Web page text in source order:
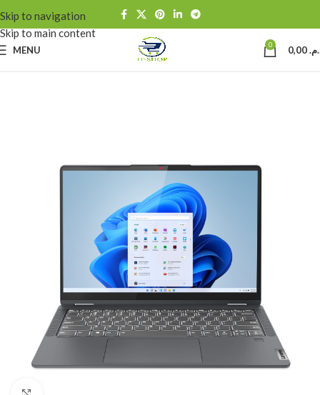
Skip to navigation
Skip to main content
MENU 0